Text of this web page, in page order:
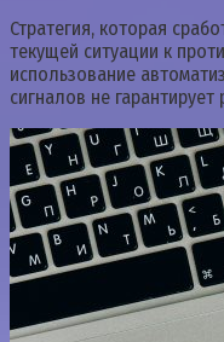
Стратегия, которая
текущей ситуации к
использование
сигналов не гарантирует